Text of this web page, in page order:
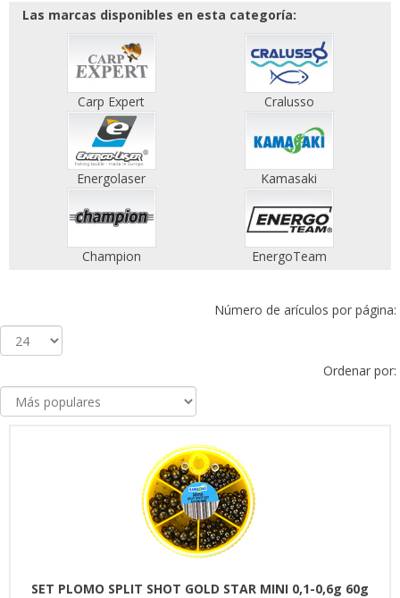
Las marcas disponibles en esta categoría:
Carp Expert Cralusso
Energolaser Kamasaki
Champion EnergoTeam
Número de arículos por página:
Ordenar por:
SET PLOMO SPLIT SHOT GOLD STAR MINI 0,1-0,6g 60g